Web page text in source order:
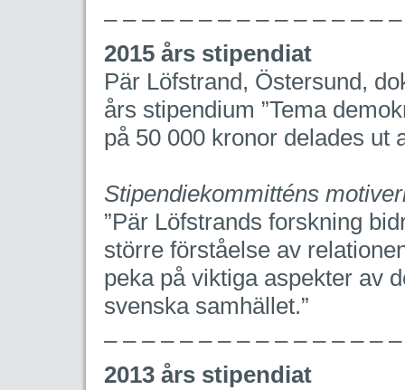
– – – – – – – – – – – – – – –
2015 års stipendiat
Pär Löfstrand, Östersund,
års stipendium ”Tema
på 50 000 kronor delades ut
Stipendiekommitténs
”Pär Löfstrands forskning
större förståelse av
peka på viktiga aspekter av
svenska samhället.”
– – – – – – – – – – – – – – –
2013 års stipendiat